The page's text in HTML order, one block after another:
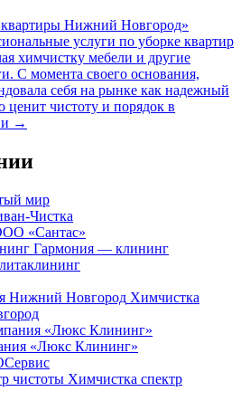
Нижний Новгород»
услуги по уборке квартир
химчистку мебели и другие
С момента своего основания,
себя на рынке как надежный
ценит чистоту и порядок в
→
мир
Чистка
«Сантас»
Гармония — клининг
Химчистка
«Люкс Клининг»
Химчистка спектр